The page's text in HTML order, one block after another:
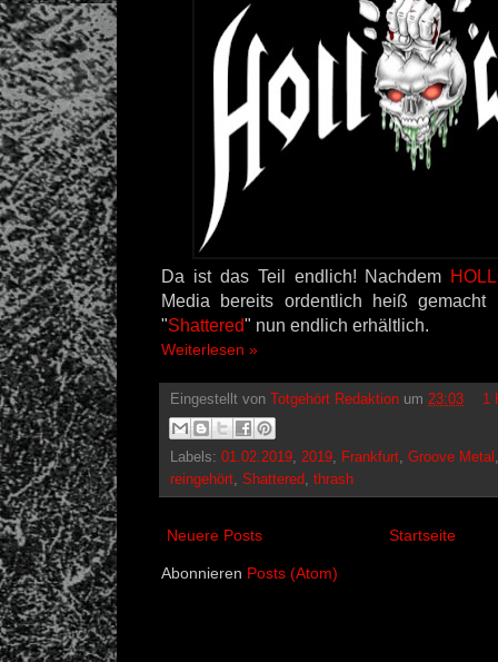
Da ist das Teil endlich! Nachdem
Media bereits ordentlich heiß
"Shattered" nun endlich erhältlich.
Weiterlesen »
Eingestellt von Totgehört Redaktion um 23:03 1
Labels: 01.02.2019, 2019, Frankfurt, Groove Metal
reingehört, Shattered, thrash
Neuere Posts Startseite
Abonnieren Posts (Atom)